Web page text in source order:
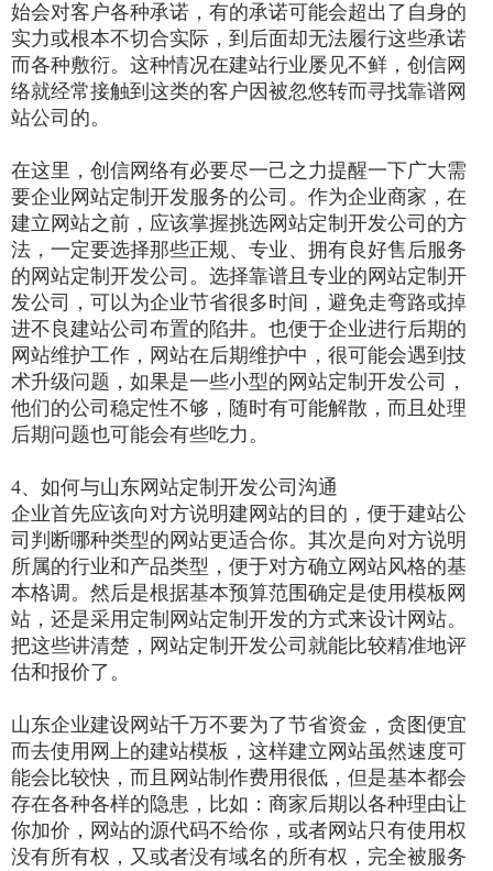
始会对客户各种承诺，有的承诺可能会超出了自身的
实力或根本不切合实际，到后面却无法履行这些承诺
而各种敷衍。这种情况在建站行业屡见不鲜，创信网
络就经常接触到这类的客户因被忽悠转而寻找靠谱网
站公司的。
在这里，创信网络有必要尽一己之力提醒一下广大需
要企业网站定制开发服务的公司。作为企业商家，在
建立网站之前，应该掌握挑选网站定制开发公司的方
法，一定要选择那些正规、专业、拥有良好售后服务
的网站定制开发公司。选择靠谱且专业的网站定制开
发公司，可以为企业节省很多时间，避免走弯路或掉
进不良建站公司布置的陷井。也便于企业进行后期的
网站维护工作，网站在后期维护中，很可能会遇到技
术升级问题，如果是一些小型的网站定制开发公司，
他们的公司稳定性不够，随时有可能解散，而且处理
后期问题也可能会有些吃力。
4、如何与山东网站定制开发公司沟通
企业首先应该向对方说明建网站的目的，便于建站公
司判断哪种类型的网站更适合你。其次是向对方说明
所属的行业和产品类型，便于对方确立网站风格的基
本格调。然后是根据基本预算范围确定是使用模板网
站，还是采用定制网站定制开发的方式来设计网站。
把这些讲清楚，网站定制开发公司就能比较精准地评
估和报价了。
山东企业建设网站千万不要为了节省资金，贪图便宜
而去使用网上的建站模板，这样建立网站虽然速度可
能会比较快，而且网站制作费用很低，但是基本都会
存在各种各样的隐患，比如：商家后期以各种理由让
你加价，网站的源代码不给你，或者网站只有使用权
没有所有权，又或者没有域名的所有权，完全被服务